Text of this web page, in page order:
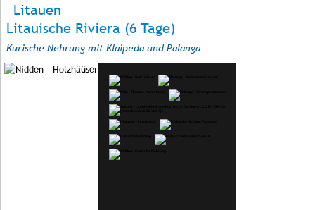
Litauen
Litauische Riviera (6 Tage)
Kurische Nehrung mit Klaipeda und Palanga